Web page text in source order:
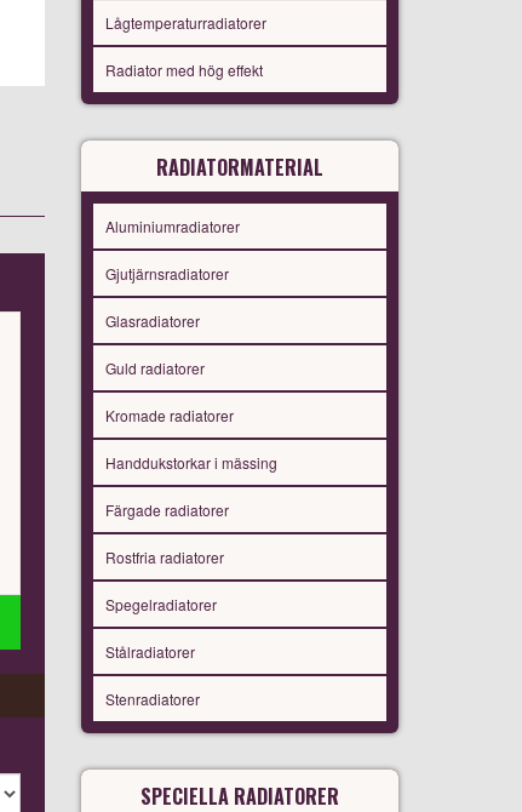
Lågtemperaturradiatorer
Radiator med hög effekt
RADIATORMATERIAL
Aluminiumradiatorer
Gjutjärnsradiatorer
Glasradiatorer
Guld radiatorer
Kromade radiatorer
Handdukstorkar i mässing
Färgade radiatorer
Rostfria radiatorer
Spegelradiatorer
Stålradiatorer
Stenradiatorer
SPECIELLA RADIATORER